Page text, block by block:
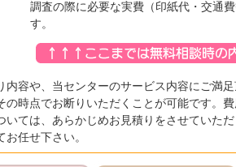
調査の際に必要な実費（印紙代・交通
す。
内容や、当センターのサービス内容にご満
の時点でお断りいただくことが可能です。
いては、あらかじめお見積りをさせていただ
お任せ下さい。